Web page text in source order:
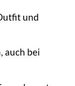
und
auch bei